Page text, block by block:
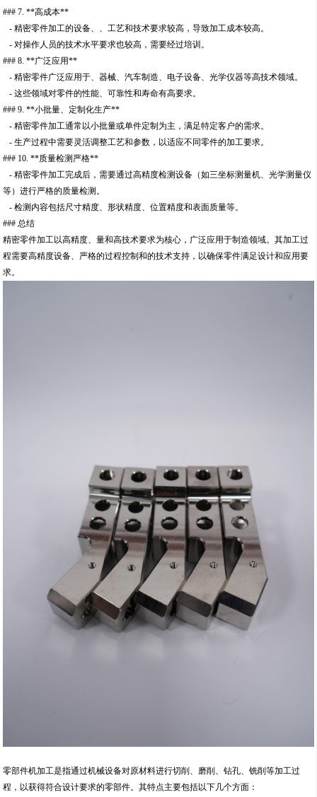
### 7. **高成本**
- 精密零件加工的设备、、工艺和技术要求较高，导致加工成本较高。
- 对操作人员的技术水平要求也较高，需要经过培训。
### 8. **广泛应用**
- 精密零件广泛应用于、器械、汽车制造、电子设备、光学仪器等高技术领域。
- 这些领域对零件的性能、可靠性和寿命有高要求。
### 9. **小批量、定制化生产**
- 精密零件加工通常以小批量或单件定制为主，满足特定客户的需求。
- 生产过程中需要灵活调整工艺和参数，以适应不同零件的加工要求。
### 10. **质量检测严格**
- 精密零件加工完成后，需要通过高精度检测设备（如三坐标测量机、光学测量仪
等）进行严格的质量检测。
- 检测内容包括尺寸精度、形状精度、位置精度和表面质量等。
### 总结
精密零件加工以高精度、量和高技术要求为核心，广泛应用于制造领域。其加工过
程需要高精度设备、严格的过程控制和的技术支持，以确保零件满足设计和应用要
求。
零部件机加工是指通过机械设备对原材料进行切削、磨削、钻孔、铣削等加工过
程，以获得符合设计要求的零部件。其特点主要包括以下几个方面：